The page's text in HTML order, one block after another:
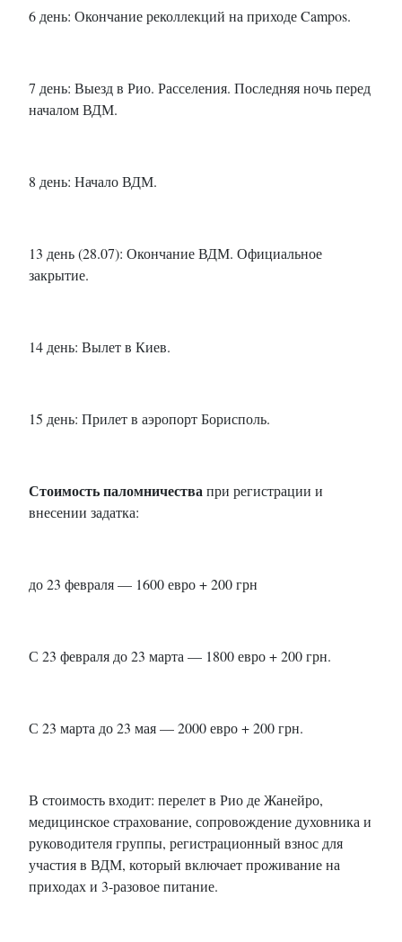
6 день: Окончание реколлекций на приходе Campos.
7 день: Выезд в Рио. Расселения. Последняя ночь перед
началом ВДМ.
8 день: Начало ВДМ.
13 день (28.07): Окончание ВДМ. Официальное
закрытие.
14 день: Вылет в Киев.
15 день: Прилет в аэропорт Борисполь.
Стоимость паломничества при регистрации и
внесении задатка:
до 23 февраля — 1600 евро + 200 грн
С 23 февраля до 23 марта — 1800 евро + 200 грн.
С 23 марта до 23 мая — 2000 евро + 200 грн.
В стоимость входит: перелет в Рио де Жанейро,
медицинское страхование, сопровождение духовника и
руководителя группы, регистрационный взнос для
участия в ВДМ, который включает проживание на
приходах и 3-разовое питание.